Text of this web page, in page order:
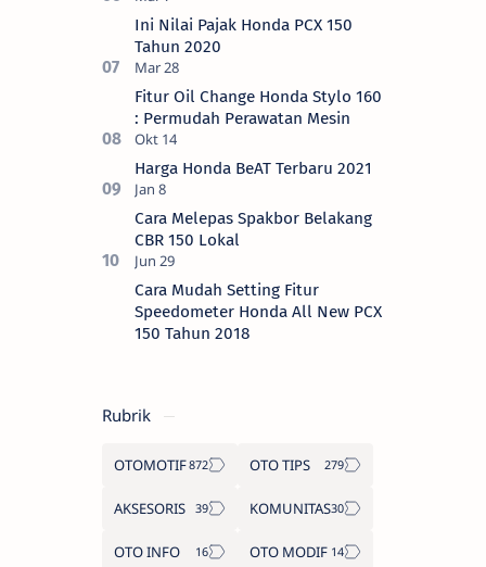
Ini Nilai Pajak Honda PCX 150
Tahun 2020
Fitur Oil Change Honda Stylo 160
: Permudah Perawatan Mesin
Harga Honda BeAT Terbaru 2021
Cara Melepas Spakbor Belakang
CBR 150 Lokal
Cara Mudah Setting Fitur
Speedometer Honda All New PCX
150 Tahun 2018
Rubrik
OTOMOTIF OTO TIPS
AKSESORIS KOMUNITAS
OTO INFO OTO MODIF